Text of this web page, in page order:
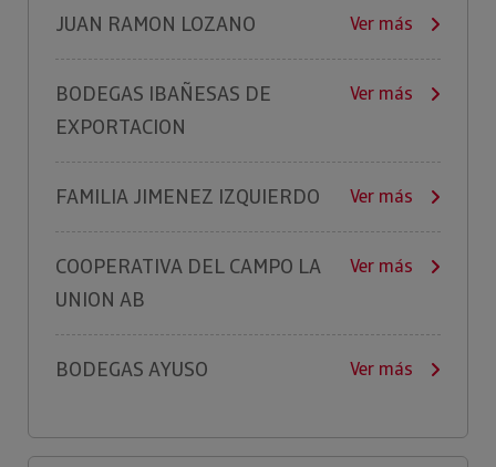
JUAN RAMON LOZANO Ver más
BODEGAS IBAÑESAS DE
EXPORTACION
Ver más
FAMILIA JIMENEZ IZQUIERDO Ver más
COOPERATIVA DEL CAMPO LA
UNION AB
Ver más
BODEGAS AYUSO Ver más